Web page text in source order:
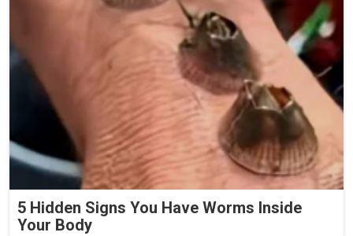
5 Hidden Signs You Have Worms Inside
Your Body